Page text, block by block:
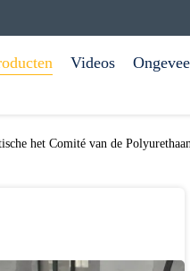
Videos
het Comité van de